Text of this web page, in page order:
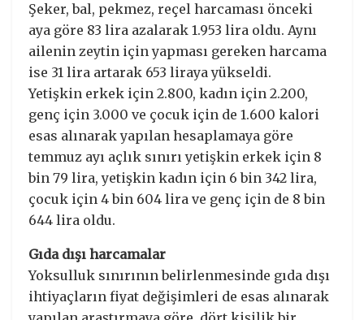
Şeker, bal, pekmez, reçel harcaması önceki
aya göre 83 lira azalarak 1.953 lira oldu. Aynı
ailenin zeytin için yapması gereken harcama
ise 31 lira artarak 653 liraya yükseldi.
Yetişkin erkek için 2.800, kadın için 2.200,
genç için 3.000 ve çocuk için de 1.600 kalori
esas alınarak yapılan hesaplamaya göre
temmuz ayı açlık sınırı yetişkin erkek için 8
bin 79 lira, yetişkin kadın için 6 bin 342 lira,
çocuk için 4 bin 604 lira ve genç için de 8 bin
644 lira oldu.
Gıda dışı harcamalar
Yoksulluk sınırının belirlenmesinde gıda dışı
ihtiyaçların fiyat değişimleri de esas alınarak